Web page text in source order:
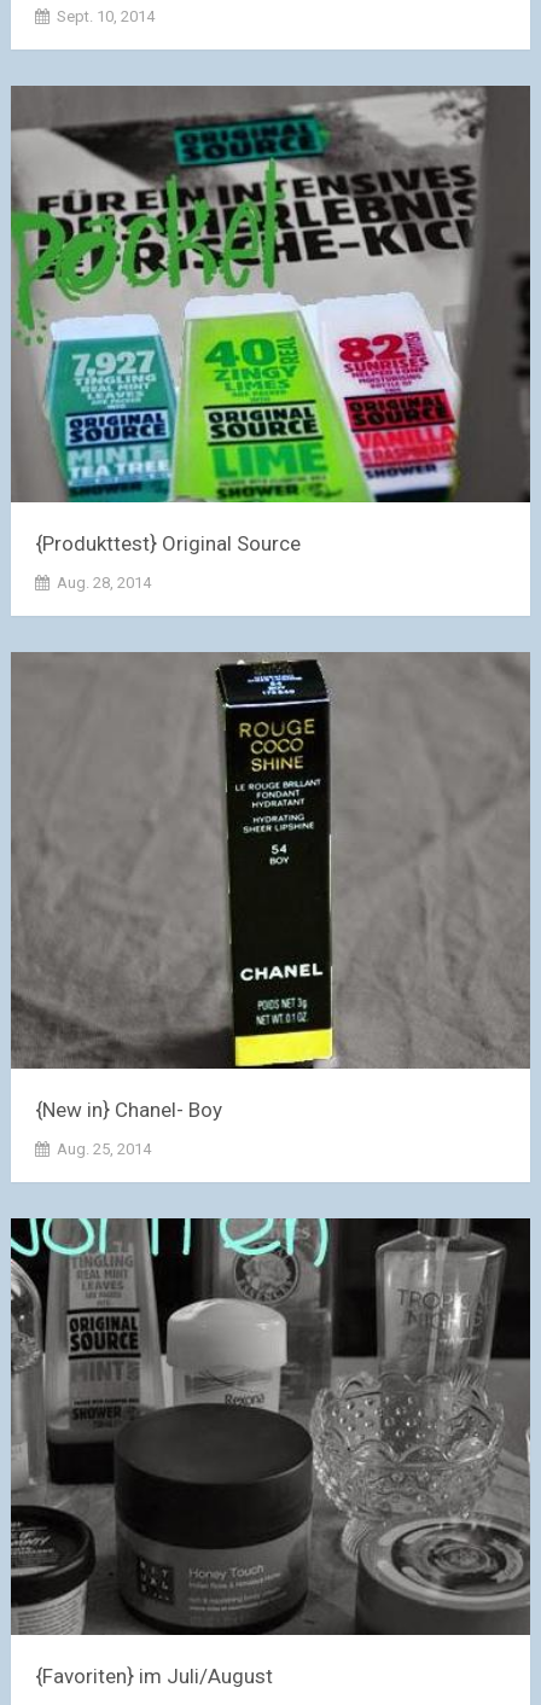
Sept. 10, 2014
{Produkttest} Original Source
Aug. 28, 2014
{New in} Chanel- Boy
Aug. 25, 2014
{Favoriten} im Juli/August